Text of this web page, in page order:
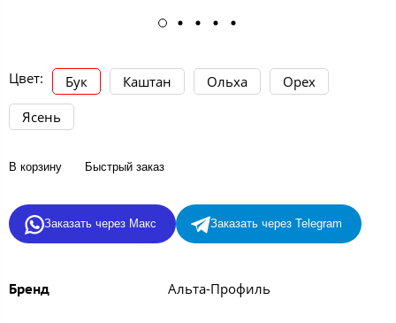
Цвет: Бук Каштан Ольха
Орех
Ясень
В корзину Быстрый заказ
Заказать через Макс Заказать через Telegram
Бренд Альта-Профиль